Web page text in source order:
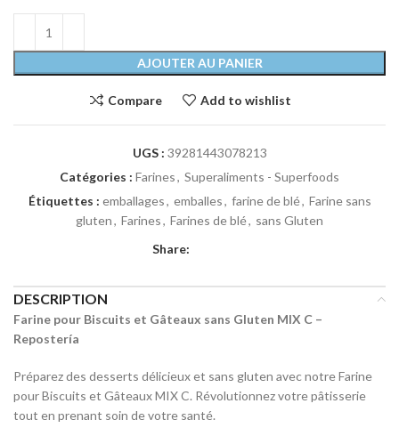
AJOUTER AU PANIER
Compare Add to wishlist
UGS : 39281443078213
Catégories : Farines, Superaliments - Superfoods
Étiquettes : emballages, emballes, farine de blé, Farine sans
gluten, Farines, Farines de blé, sans Gluten
Share:
DESCRIPTION
Farine pour Biscuits et Gâteaux sans Gluten MIX C –
Repostería
Préparez des desserts délicieux et sans gluten avec notre Farine
pour Biscuits et Gâteaux MIX C. Révolutionnez votre pâtisserie
tout en prenant soin de votre santé.